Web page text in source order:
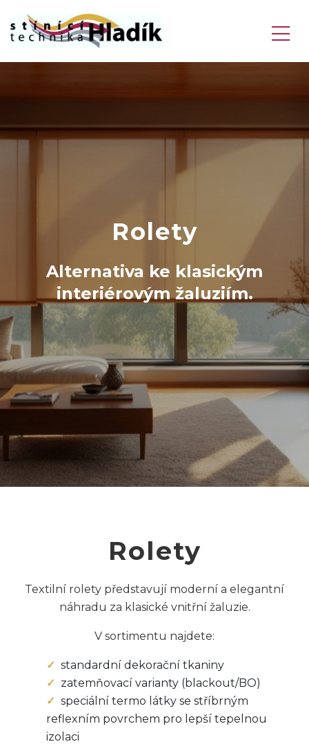
Rolety
Alternativa ke klasickým
interiérovým žaluziím.
Rolety
Textilní rolety představují moderní a elegantní
náhradu za klasické vnitřní žaluzie.
V sortimentu najdete:
standardní dekorační tkaniny
zatemňovací varianty (blackout/BO)
speciální termo látky se stříbrným
reflexním povrchem pro lepší tepelnou
izolaci